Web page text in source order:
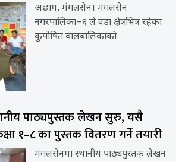
अछाम, मंगलसेन। मंगलसेन
नगरपालिका–६ ले वडा क्षेत्रभित्र रहेका
कुपोषित बालबालिकाको
पाठ्यपुस्तक लेखन सुरु, यसै
१–८ का पुस्तक वितरण गर्ने तयारी
मंगलसेनमा स्थानीय पाठ्यपुस्तक लेखन